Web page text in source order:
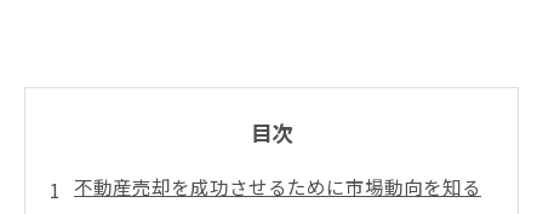
目次
不動産売却を成功させるために市場動向を知る